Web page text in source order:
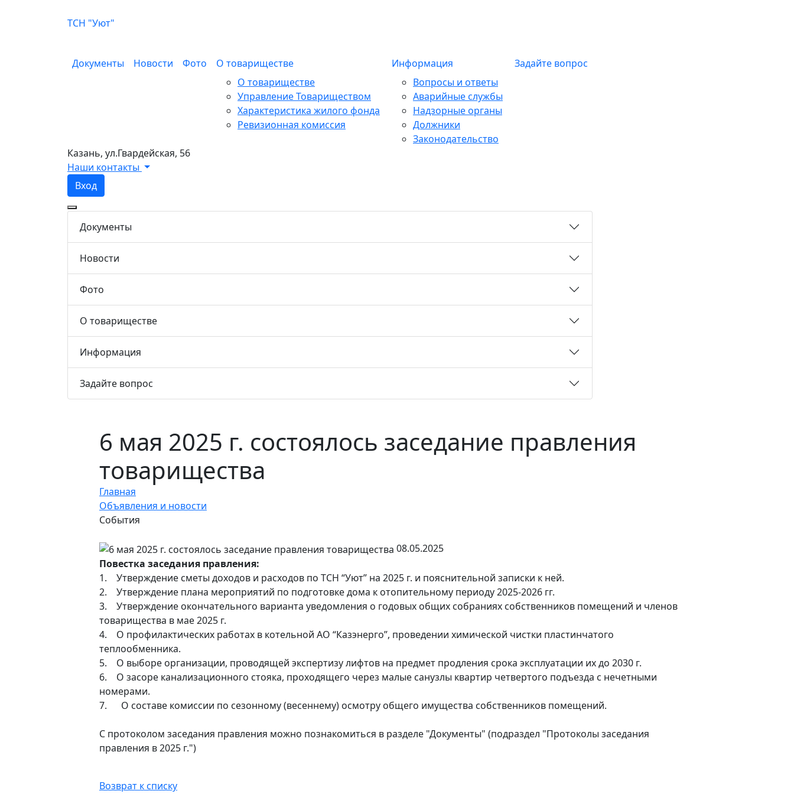
ТСН "Уют"
Документы Новости Фото
О товариществе
О товариществе
Управление Товариществом
Характеристика жилого фонда
Ревизионная комиссия
Информация
Вопросы и ответы
Аварийные службы
Надзорные органы
Должники
Законодательство
Задайте вопрос
Казань, ул.Гвардейская, 56
Наши контакты
Вход
Документы
Новости
Фото
О товариществе
Информация
Задайте вопрос
6 мая 2025 г. состоялось заседание правления
товарищества
Главная
Объявления и новости
События
08.05.2025
Повестка заседания правления:
1. Утверждение сметы доходов и расходов по ТСН “Уют” на 2025 г. и пояснительной записки к ней.
2. Утверждение плана мероприятий по подготовке дома к отопительному периоду 2025-2026 гг.
3. Утверждение окончательного варианта уведомления о годовых общих собраниях собственников помещений и членов
товарищества в мае 2025 г.
4. О профилактических работах в котельной АО “Казэнерго”, проведении химической чистки пластинчатого
теплообменника.
5. О выборе организации, проводящей экспертизу лифтов на предмет продления срока эксплуатации их до 2030 г.
6. О засоре канализационного стояка, проходящего через малые санузлы квартир четвертого подъезда с нечетными
номерами.
7. О составе комиссии по сезонному (весеннему) осмотру общего имущества собственников помещений.
С протоколом заседания правления можно познакомиться в разделе "Документы" (подраздел "Протоколы заседания
правления в 2025 г.")
Возврат к списку